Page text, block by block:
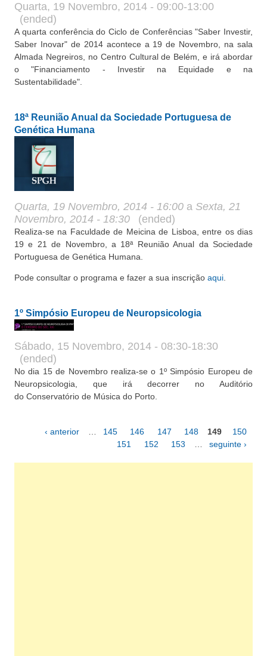
Quarta, 19 Novembro, 2014 - 09:00-13:00
(ended)
A quarta conferência do Ciclo de Conferências "Saber Investir,
Saber Inovar" de 2014 acontece a 19 de Novembro, na sala
Almada Negreiros, no Centro Cultural de Belém, e irá abordar
o "Financiamento - Investir na Equidade e na
Sustentabilidade".
18ª Reunião Anual da Sociedade Portuguesa de
Genética Humana
Quarta, 19 Novembro, 2014 - 16:00 a Sexta, 21
Novembro, 2014 - 18:30
(ended)
Realiza-se na Faculdade de Meicina de Lisboa, entre os dias
19 e 21 de Novembro, a 18ª Reunião Anual da Sociedade
Portuguesa de Genética Humana.
Pode consultar o programa e fazer a sua inscrição aqui
1º Simpósio Europeu de Neuropsicologia
Sábado, 15 Novembro, 2014 - 08:30-18:30
(ended)
No dia 15 de Novembro realiza-se o 1º Simpósio Europeu de
Neuropsicologia, que irá decorrer no Auditório
do Conservatório de Música do Porto.
Páginas‹ anterior 145 146 147 148 149
150
151
152 153 seguinte ›